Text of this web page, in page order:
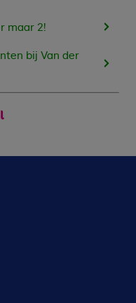
maar 2!
bij Van der